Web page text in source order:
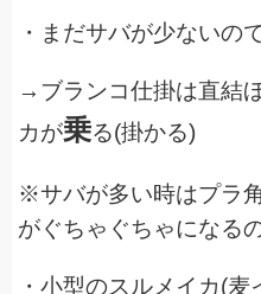
・まだサバが少ないの
→ブランコ仕掛は直結
カが乗る(掛かる)
※サバが多い時はプラ
がぐちゃぐちゃになる
・小型のスルメイカ(